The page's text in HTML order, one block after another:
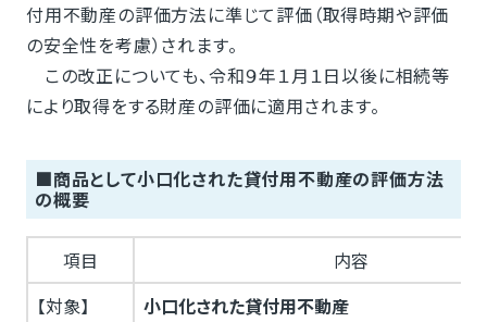
付用不動産の評価方法に準じて評価（取得時期や評価
の安全性を考慮）されます。
この改正についても、令和９年１月１日以後に相続等
により取得をする財産の評価に適用されます。
■商品として小口化された貸付用不動産の評価方法
の概要
項目
内容
【対象】
小口化された貸付用不動産